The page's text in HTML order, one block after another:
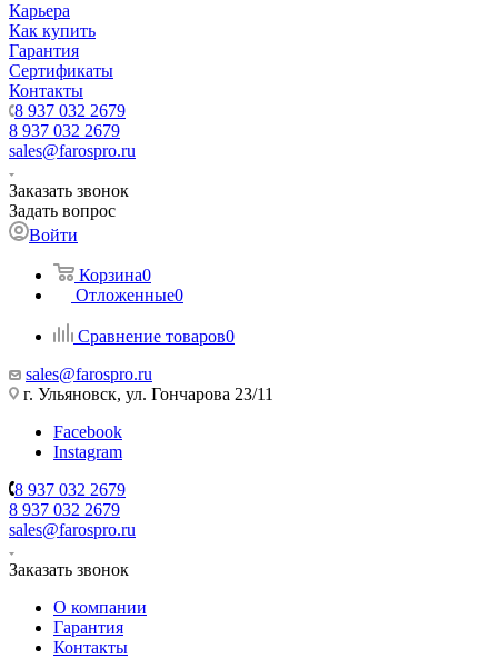
Карьера
Как купить
Гарантия
Сертификаты
Контакты
8 937 032 2679
8 937 032 2679
sales@farospro.ru
Заказать звонок
Задать вопрос
Войти
Корзина0
Отложенные0
Сравнение товаров0
sales@farospro.ru
г. Ульяновск, ул. Гончарова 23/11
Facebook
Instagram
8 937 032 2679
8 937 032 2679
sales@farospro.ru
Заказать звонок
О компании
Гарантия
Контакты